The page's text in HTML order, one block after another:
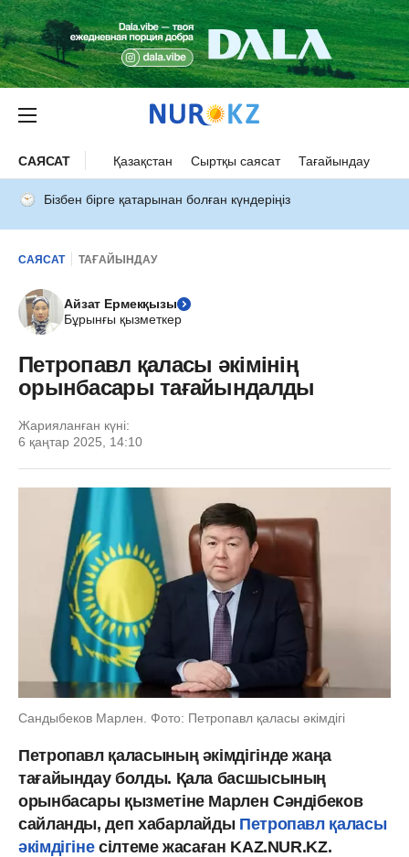
САЯСАТ Қазақстан Сыртқы саясат Тағайындау
Бізбен бірге қатарынан болған күндеріңіз
САЯСАТ ТАҒАЙЫНДАУ
Айзат Ермекқызы
Бұрынғы қызметкер
Петропавл қаласы әкімінің
орынбасары тағайындалды
Жарияланған күні:
6 қаңтар 2025, 14:10
Сандыбеков Марлен. Фото: Петропавл қаласы әкімдігі
Петропавл қаласының әкімдігінде жаңа
тағайындау болды. Қала басшысының
орынбасары қызметіне Марлен Сәндібеков
сайланды, деп хабарлайдыПетропавл қаласы
әкімдігінесілтеме жасаған KAZ.NUR.KZ.